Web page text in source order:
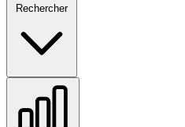
Rechercher